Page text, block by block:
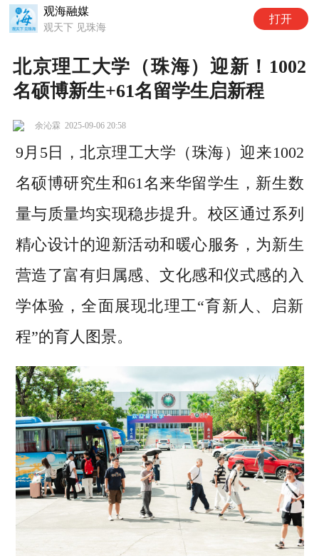
北京理工大学（珠海）迎新！1002
名硕博新生+61名留学生启新程
余沁霖 2025-09-06 20:58
9月5日，北京理工大学（珠海）迎来1002
名硕博研究生和61名来华留学生，新生数
量与质量均实现稳步提升。校区通过系列
精心设计的迎新活动和暖心服务，为新生
营造了富有归属感、文化感和仪式感的入
学体验，全面展现北理工“育新人、启新
程”的育人图景。
观海融媒
观天下 见珠海
打开